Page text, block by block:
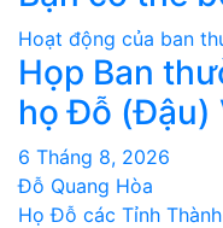
viết
Hoạt động của ban
Họp Ban
họ Đỗ (Đậu)
6 Tháng 8, 2026
Đỗ Quang Hòa
Họ Đỗ các Tỉnh Thành